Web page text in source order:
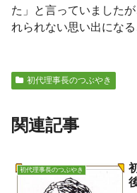
た」と言っていました
れられない思い出にな
初代理事長のつぶやき
関連記事
初代理事長のつぶやき